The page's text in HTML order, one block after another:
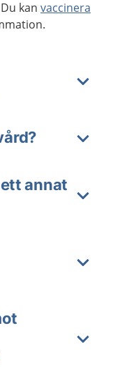
Du kan vaccinera
annat